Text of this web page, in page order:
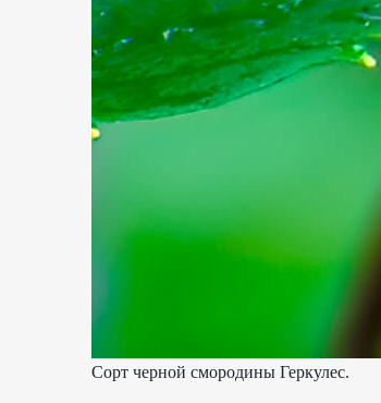
Сорт черной смородины Геркулес.